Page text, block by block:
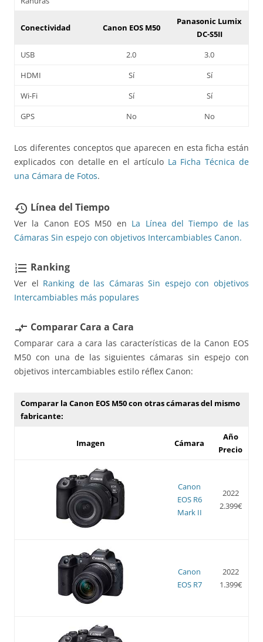
Conectividad Canon EOS M50
Panasonic Lumix
DC-S5II
USB
2.0
3.0
HDMI
Sí
Sí
Wi-Fi
Sí
Sí
GPS
No No
Los diferentes conceptos que aparecen en esta ficha están
explicados con detalle en el artículo La Ficha Técnica de
una Cámara de Fotos.
restore Línea del Tiempo
Ver la Canon EOS M50 en La Línea del Tiempo de las
Cámaras Sin espejo con objetivos Intercambiables Canon.
format_list_numbered Ranking
Ver el Ranking de las Cámaras Sin espejo con objetivos
Intercambiables más populares
compare_arrows Comparar Cara a Cara
Comparar cara a cara las características de la Canon EOS
M50 con una de las siguientes cámaras sin espejo con
objetivos intercambiables estilo réflex Canon:
Comparar la Canon EOS M50 con otras cámaras del mismo
fabricante:
Imagen Cámara
Año
Precio
Canon
EOS R6
Mark II
2022
2.399€
Canon
EOS R7
2022
1.399€